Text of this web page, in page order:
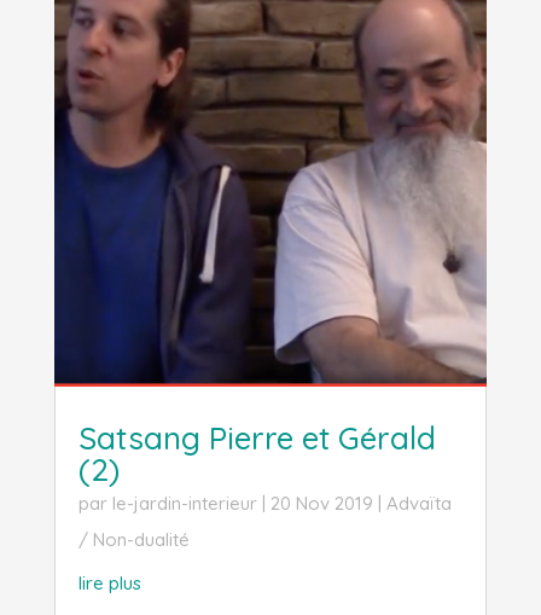
Satsang Pierre et Gérald
(2)
par le-jardin-interieur| 20 Nov 2019 | Advaïta
/ Non-dualité
lire plus